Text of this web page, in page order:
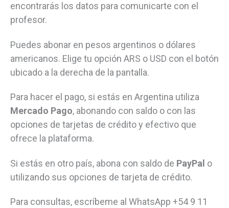
encontrarás los datos para comunicarte con el
profesor.
Puedes abonar en pesos argentinos o dólares
americanos. Elige tu opción ARS o USD con el botón
ubicado a la derecha de la pantalla.
Para hacer el pago, si estás en Argentina utiliza
Mercado Pago, abonando con saldo o con las
opciones de tarjetas de crédito y efectivo que
ofrece la plataforma.
Si estás en otro país, abona con saldo de PayPal o
utilizando sus opciones de tarjeta de crédito.
Para consultas, escríbeme al WhatsApp +54 9 11